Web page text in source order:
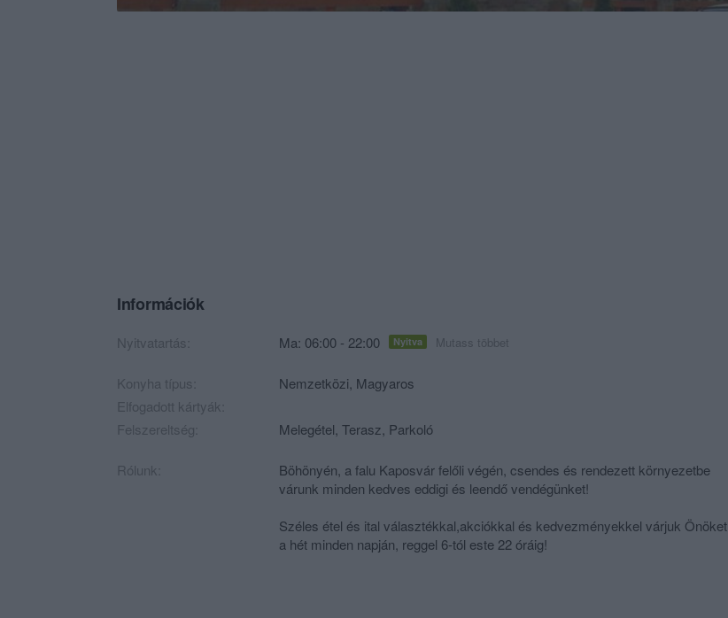
Információk
Nyitvatartás: Ma: 06:00 - 22:00 Nyitva Mutass többet
Konyha típus: Nemzetközi, Magyaros
Elfogadott kártyák:
Felszereltség:
Melegétel, Terasz, Parkoló
Rólunk:
Böhönyén, a falu Kaposvár felőli végén, csendes és rendezett környezetbe
várunk minden kedves eddigi és leendő vendégünket!
Széles étel és ital választékkal,akciókkal és kedvezményekkel várjuk Önöket
a hét minden napján, reggel 6-tól este 22 óráig!